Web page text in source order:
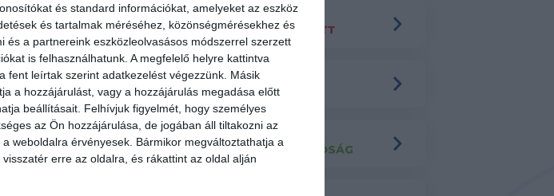
és standard információkat, amelyeket az eszköz
és tartalmak méréséhez, közönségmérésekhez és
és a partnereink eszközleolvasásos módszerrel szerzett
is felhasználhatunk. A megfelelő helyre kattintva
fent leírtak szerint adatkezelést végezzünk. Másik
a hozzájárulást, vagy a hozzájárulás megadása előtt
beállításait. Felhívjuk figyelmét, hogy személyes
az Ön hozzájárulása, de jogában áll tiltakozni az
weboldalra érvényesek. Bármikor megváltoztathatja a
erre az oldalra, és rákattint az oldal alján
és a
napon elméleti